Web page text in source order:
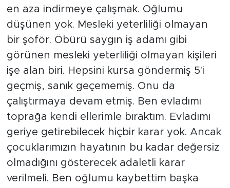
en aza indirmeye çalışmak. Oğlumu
düşünen yok. Mesleki yeterliliği olmayan
bir şoför. Öbürü saygın iş adamı gibi
görünen mesleki yeterliliği olmayan kişileri
işe alan biri. Hepsini kursa göndermiş 5'i
geçmiş, sanık geçememiş. Onu da
çalıştırmaya devam etmiş. Ben evladımı
toprağa kendi ellerimle bıraktım. Evladımı
geriye getirebilecek hiçbir karar yok. Ancak
çocuklarımızın hayatının bu kadar değersiz
olmadığını gösterecek adaletli karar
verilmeli. Ben oğlumu kaybettim başka